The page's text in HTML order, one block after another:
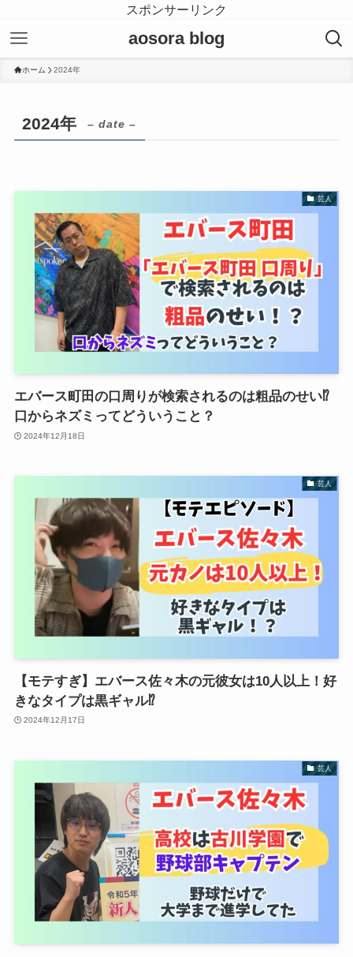
スポンサーリンク
aosora blog
ホーム 2024年
2024年 – date –
芸人
エバース町田の口周りが検索されるのは粗品のせい⁉
口からネズミってどういうこと？
2024年12月18日
芸人
【モテすぎ】エバース佐々木の元彼女は10人以上！好
きなタイプは黒ギャル⁉
2024年12月17日
芸人